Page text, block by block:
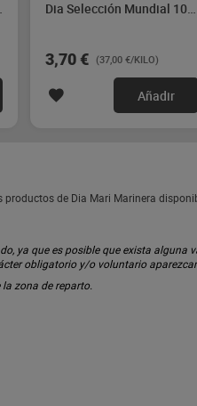
Dia Selección Mundial 100
3,70 € (37,00 €/KILO)
Añadir
de Dia Mari Marinera
ya que es posible que exista
obligatorio y/o voluntario
zona de reparto.